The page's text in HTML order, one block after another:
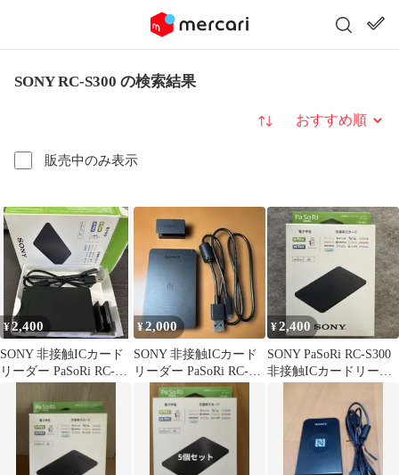
SONY RC-S300 の検索結果
販売中のみ表示
並び替え
¥2,400
SONY 非接触ICカード
リーダー PaSoRi RC-
¥2,000
SONY 非接触ICカード
リーダー PaSoRi RC-
S300 P
¥2,400
SONY PaSoRi RC-S300
非接触ICカードリーダ